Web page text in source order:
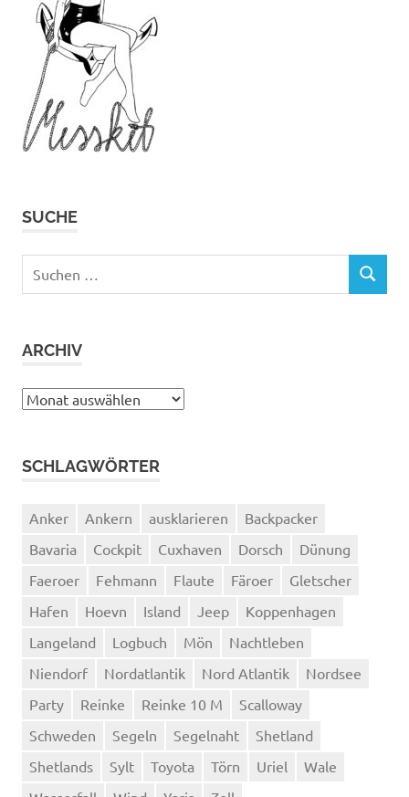
SUCHE
Suchen
SUCHEN
ARCHIV
Archiv
SCHLAGWÖRTER
Anker Ankern ausklarieren
Backpacker
Bavaria
Cockpit Cuxhaven Dorsch
Dünung
Faeroer
Fehmann Flaute Färoer
Gletscher
Hafen
Hoevn Island Jeep
Koppenhagen
Langeland
Logbuch Mön
Nachtleben
Niendorf
Nordatlantik Nord Atlantik
Nordsee
Party
Reinke Reinke 10 M
Scalloway
Schweden
Segeln Segelnaht
Shetland
Shetlands
Sylt Toyota Törn Uriel
Wale